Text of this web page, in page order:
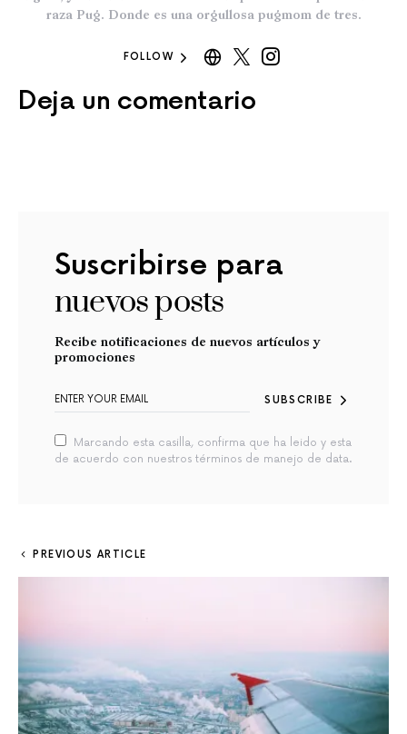
raza Pug. Donde es una orgullosa pugmom de tres.
FOLLOW
Deja un comentario
Suscribirse para
nuevos posts
Recibe notificaciones de nuevos artículos y
promociones
SUBSCRIBE
Marcando esta casilla, confirma que ha leido y esta
de acuerdo con nuestros términos de manejo de data.
PREVIOUS ARTICLE